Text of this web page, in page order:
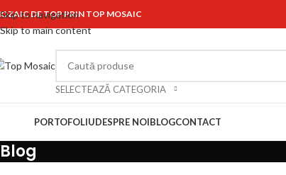
Skip to navigation
Skip to main content
DE TOP PRIN TOP MOSAIC
SELECTEAZĂ CATEGORIA
PORTOFOLIUDESPRE NOIBLOGCONTACT
Blog